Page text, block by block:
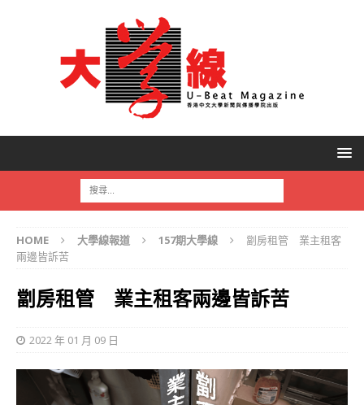
HOME 大學線報道 157期大學線
劏房租管 業主租客
兩邊皆訴苦
劏房租管 業主租客兩邊皆訴苦
2022 年 01 月 09 日